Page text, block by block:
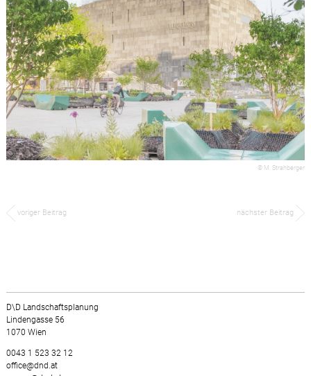
© M. Strahberger
voriger Beitrag nächster Beitrag
D\D Landschaftsplanung
Lindengasse 56
1070 Wien
0043 1 523 32 12
office@dnd.at